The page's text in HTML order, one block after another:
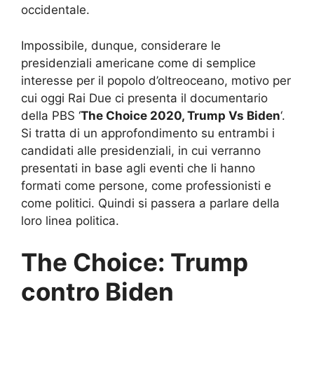
occidentale.
Impossibile, dunque, considerare le
presidenziali americane come di semplice
interesse per il popolo d’oltreoceano, motivo per
cui oggi Rai Due ci presenta il documentario
della PBS ‘The Choice 2020, Trump Vs Biden‘.
Si tratta di un approfondimento su entrambi i
candidati alle presidenziali, in cui verranno
presentati in base agli eventi che li hanno
formati come persone, come professionisti e
come politici. Quindi si passera a parlare della
loro linea politica.
The Choice: Trump
contro Biden